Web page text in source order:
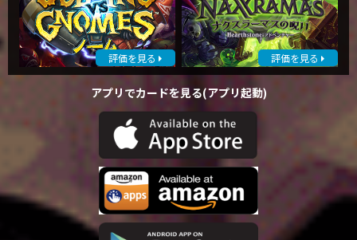
評価を見る 評価を見る
アプリでカードを見る(アプリ起動)